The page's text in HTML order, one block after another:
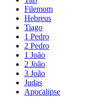
Filemom
Hebreus
Tiago
1 Pedro
2 Pedro
1 João
2 João
3 João
Judas
Apocalipse